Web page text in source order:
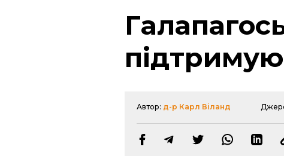
Автор: д-р Карл Віланд